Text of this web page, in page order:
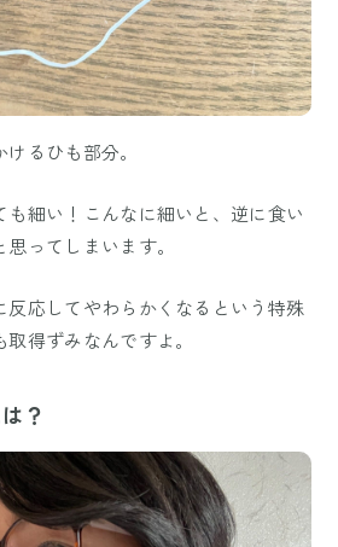
るひも部分。
細い！こんなに細いと、逆に食い
ってしまいます。
反応してやわらかくなるという特殊
得ずみなんですよ。
？